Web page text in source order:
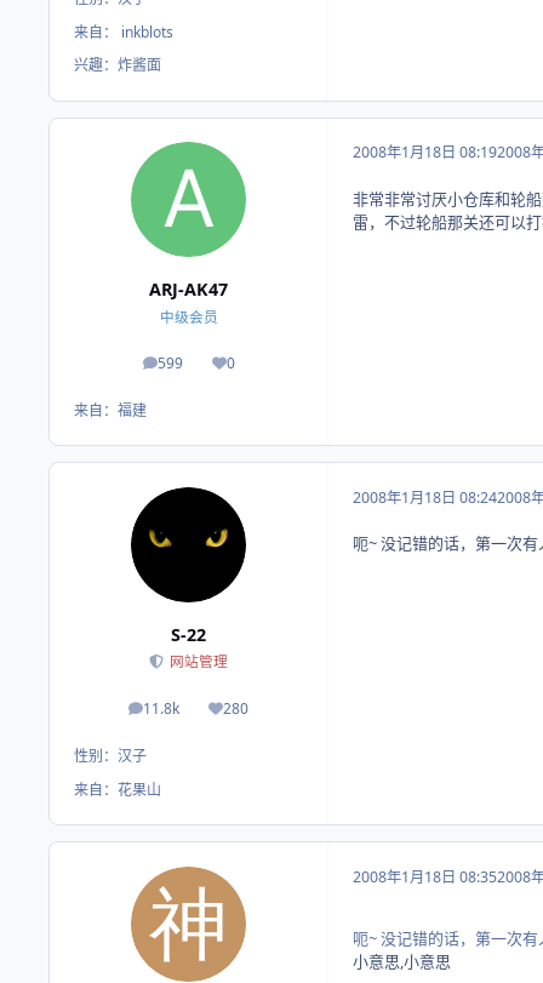
来自：
inkblots
兴趣： 炸酱面
ARJ-AK47
中级会员
599
帖子 0
荣誉积分
来自： 福建
2008年1月18日 08:192008
非常非常讨厌小仓库和轮
雷，不过轮船那关还可以
S-22
网站管理
11.8k
帖子 280
荣誉积分
性别： 汉子
来自： 花果山
2008年1月18日 08:242008
呃~ 没记错的话，第一次
2008年1月18日 08:352008
呃~ 没记错的话，第一次
小意思,小意思